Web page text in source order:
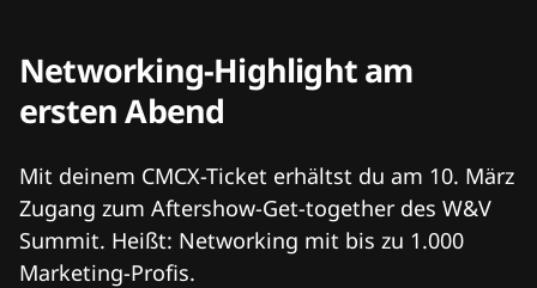
Networking-Highlight am
ersten Abend
Mit deinem CMCX-Ticket erhältst du am 10. März
Zugang zum Aftershow-Get-together des W&V
Summit. Heißt: Networking mit bis zu 1.000
Marketing-Profis.